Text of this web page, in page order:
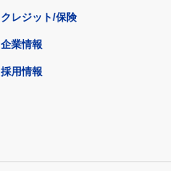
クレジット/保険
企業情報
採用情報